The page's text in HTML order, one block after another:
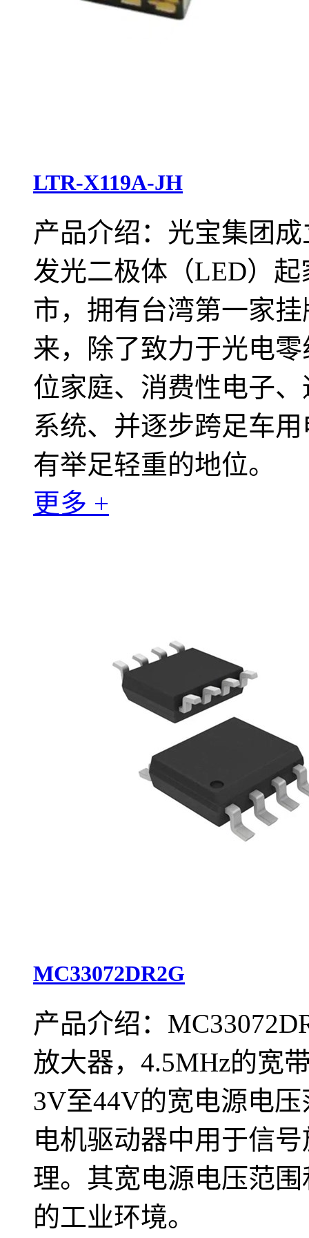
LTR-X119A-JH
产品介绍：光宝集团
发光二极体（LED）
市，拥有台湾第一家
来，除了致力于光电
位家庭、消费性电子
系统、并逐步跨足车
有举足轻重的地位。
更多 +
MC33072DR2G
产品介绍：
放大器，4.5MHz的宽
3V至44V的宽电源电
电机驱动器中用于信
理。其宽电源电压范
的工业环境。